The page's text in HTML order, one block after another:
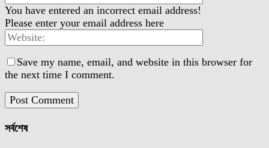
You have entered an incorrect email address!
Please enter your email address here
Save my name, email, and website in this browser for
the next time I comment.
সর্বশেষ